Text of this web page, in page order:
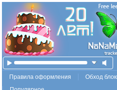
Правила оформления
Обход